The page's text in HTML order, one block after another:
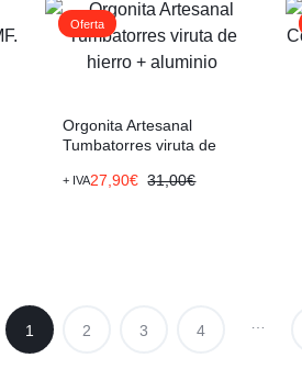
Oferta
Orgonita Artesanal
Tumbatorres viruta de
31,00€
27,90€
+ IVA
1 2 3 4